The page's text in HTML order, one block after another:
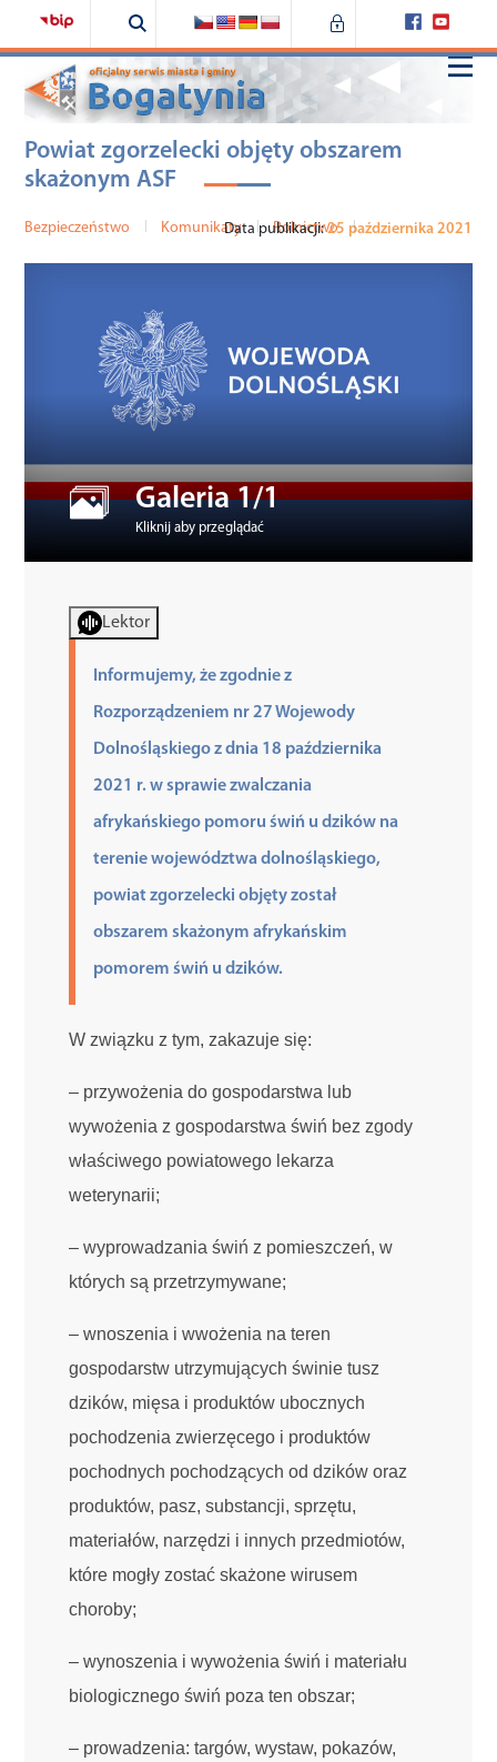
Home
Samorząd
Bogatynia
Fundusze zewnętrzne
Środowisko
Powiat zgorzelecki objęty obszarem
skażonym ASF
Bezpieczeństwo Komunikaty | Rolnictwo |
Data publikacji:25 października 2021
Galeria 1/1
Kliknij aby przeglądać
Lektor
Informujemy, że zgodnie z
Rozporządzeniem nr 27 Wojewody
Dolnośląskiego z dnia 18 października
2021 r. w sprawie zwalczania
afrykańskiego pomoru świń u dzików na
terenie województwa dolnośląskiego,
powiat zgorzelecki objęty został
obszarem skażonym afrykańskim
pomorem świń u dzików.
W związku z tym, zakazuje się:
– przywożenia do gospodarstwa lub
wywożenia z gospodarstwa świń bez zgody
właściwego powiatowego lekarza
weterynarii;
– wyprowadzania świń z pomieszczeń, w
których są przetrzymywane;
– wnoszenia i wwożenia na teren
gospodarstw utrzymujących świnie tusz
dzików, mięsa i produktów ubocznych
pochodzenia zwierzęcego i produktów
pochodnych pochodzących od dzików oraz
produktów, pasz, substancji, sprzętu,
materiałów, narzędzi i innych przedmiotów,
które mogły zostać skażone wirusem
choroby;
– wynoszenia i wywożenia świń i materiału
biologicznego świń poza ten obszar;
– prowadzenia: targów, wystaw, pokazów,